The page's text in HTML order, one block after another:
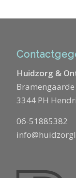
Huidzorg &
Bramengaarde
3344 PH
06-51885382